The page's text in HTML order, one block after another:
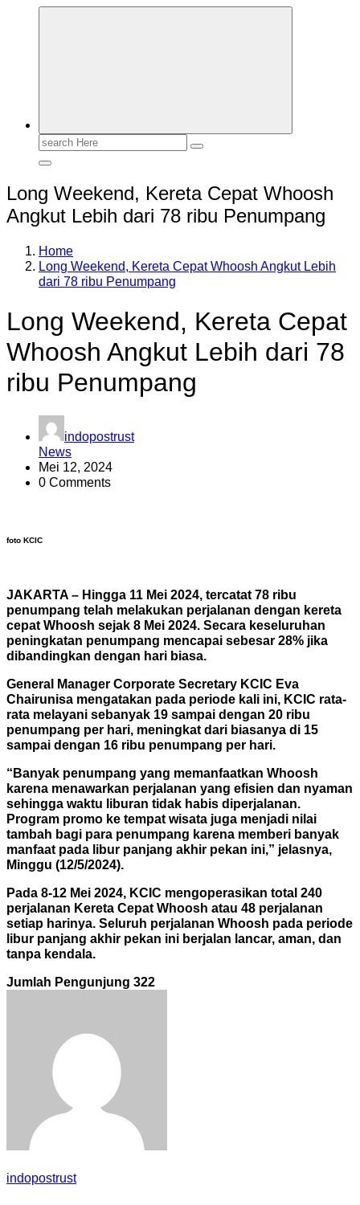
Search
Long Weekend, Kereta Cepat Whoosh
Angkut Lebih dari 78 ribu Penumpang
Home
Long Weekend, Kereta Cepat Whoosh Angkut Lebih
dari 78 ribu Penumpang
Long Weekend, Kereta Cepat
Whoosh Angkut Lebih dari 78
ribu Penumpang
indopostrust
News
Mei 12, 2024
0 Comments
foto KCIC
JAKARTA – Hingga 11 Mei 2024, tercatat 78 ribu
penumpang telah melakukan perjalanan dengan kereta
cepat Whoosh sejak 8 Mei 2024. Secara keseluruhan
peningkatan penumpang mencapai sebesar 28% jika
dibandingkan dengan hari biasa.
General Manager Corporate Secretary KCIC Eva
Chairunisa mengatakan pada periode kali ini, KCIC rata-
rata melayani sebanyak 19 sampai dengan 20 ribu
penumpang per hari, meningkat dari biasanya di 15
sampai dengan 16 ribu penumpang per hari.
“Banyak penumpang yang memanfaatkan Whoosh
karena menawarkan perjalanan yang efisien dan nyaman
sehingga waktu liburan tidak habis diperjalanan.
Program promo ke tempat wisata juga menjadi nilai
tambah bagi para penumpang karena memberi banyak
manfaat pada libur panjang akhir pekan ini,” jelasnya,
Minggu (12/5/2024).
Pada 8-12 Mei 2024, KCIC mengoperasikan total 240
perjalanan Kereta Cepat Whoosh atau 48 perjalanan
setiap harinya. Seluruh perjalanan Whoosh pada periode
libur panjang akhir pekan ini berjalan lancar, aman, dan
tanpa kendala.
Jumlah Pengunjung 322
indopostrust